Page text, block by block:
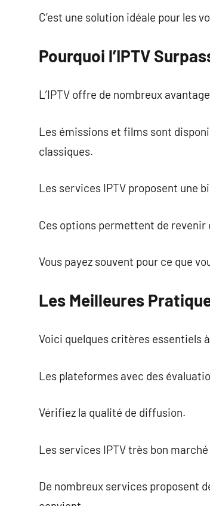
C’est une solution idéale pour les
Pourquoi l’IPTV
L’IPTV offre de nombreux
Les émissions et films sont
classiques.
Les services IPTV proposent une
Ces options permettent de
Vous payez souvent pour ce que
Les Meilleures
Voici quelques critères essentiels
Les plateformes avec des
Vérifiez la qualité de diffusion.
Les services IPTV très bon
De nombreux services proposent